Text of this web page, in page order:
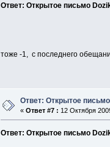
Ответ: Открытое письмо
тоже -1, с последнего
Ответ: Открытое
« Ответ #7 : 12 Октября
Ответ: Открытое письмо